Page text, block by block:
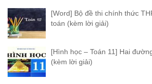
[Word] Bộ đề thi chính thức
toán (kèm lời giải)
[Hình học – Toán 11] Hai
(kèm lời giải)